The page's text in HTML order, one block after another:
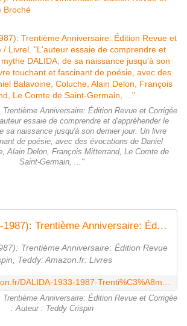
Broché
Trentième Anniversaire: Édition Revue et Corrigée
essaie de comprendre et d'appréhender le
sa naissance jusqu'à son dernier jour. Un livre
de poésie, avec des évocations de Daniel
Alain Delon, François Mitterrand, Le Comte de
Saint-Germain, ..."
DALIDA (1933-1987): Trentième Anniversaire: Édition Revue et Corrigée
Trentième Anniversaire: Édition Revue
Teddy: Amazon.fr: Livres
Trentième Anniversaire: Édition Revue et Corrigée
: Auteur : Teddy Crispin